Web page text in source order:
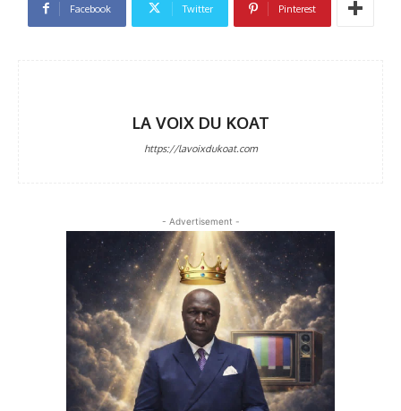
Facebook Twitter Pinterest
LA VOIX DU KOAT
https://lavoixdukoat.com
- Advertisement -